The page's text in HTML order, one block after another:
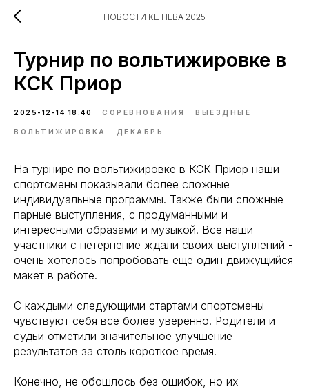
НОВОСТИ КЦ НЕВА 2025
Турнир по вольтижировке в
КСК Приор
2025-12-14 18:40 СОРЕВНОВАНИЯ ВЫЕЗДНЫЕ
ВОЛЬТИЖИРОВКА ДЕКАБРЬ
На турнире по вольтижировке в КСК Приор наши
спортсмены показывали более сложные
индивидуальные программы. Также были сложные
парные выступления, с продуманными и
интересными образами и музыкой. Все наши
участники с нетерпение ждали своих выступлений -
очень хотелось попробовать еще один движущийся
макет в работе.
С каждыми следующими стартами спортсмены
чувствуют себя все более уверенно. Родители и
судьи отметили значительное улучшение
результатов за столь короткое время.
Конечно, не обошлось без ошибок, но их